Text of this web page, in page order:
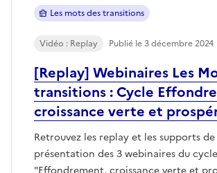
[Replay] Webinaires Les
transitions : Cycle
croissance verte et
Retrouvez les replay et les supports de
présentation des 3 webinaires du cycle
Les mots des transitions
Vidéo : Replay Publié le 3 décembre 2024